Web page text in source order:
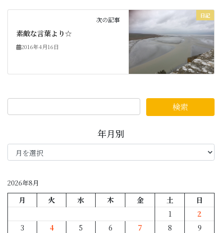
日記
次の記事
素敵な言葉より☆
2016年4月16日
年月別
年
月
2026年8月
月 火 水 木 金 土
日
1
2
3
4 5 6 7 8
9